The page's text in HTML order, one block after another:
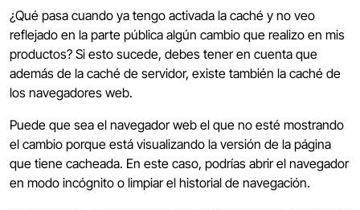
¿Qué pasa cuando ya tengo activada la caché y no veo
reflejado en la parte pública algún cambio que realizo en mis
productos? Si esto sucede, debes tener en cuenta que
además de la caché de servidor, existe también la caché de
los navegadores web.
Puede que sea el navegador web el que no esté mostrando
el cambio porque está visualizando la versión de la página
que tiene cacheada. En este caso, podrías abrir el navegador
en modo incógnito o limpiar el historial de navegación.